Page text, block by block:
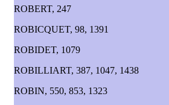
ROBERT, 247
ROBICQUET, 98, 1391
ROBIDET, 1079
ROBILLIART, 387, 1047, 1438
ROBIN, 550, 853, 1323